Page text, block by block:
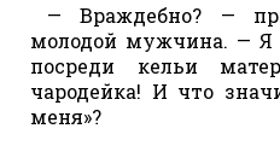
— Враждебно? —
молодой мужчина. — Я
посреди кельи
чародейка! И что
меня»?